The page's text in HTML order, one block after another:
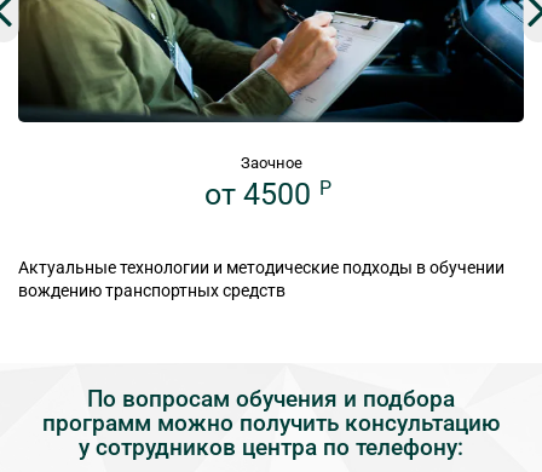
Заочное
от 4500 P
Актуальные технологии и методические подходы в обучении
вождению транспортных средств
По вопросам обучения и подбора
программ можно получить консультацию
у сотрудников центра по телефону: